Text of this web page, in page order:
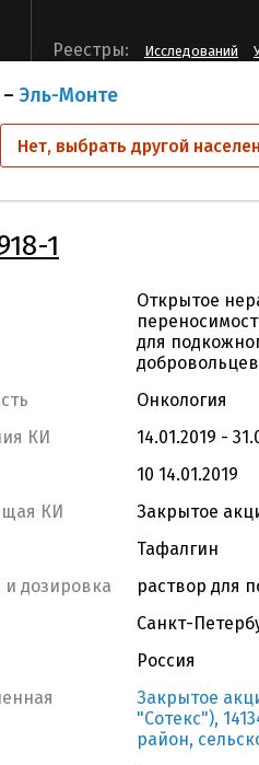
Эль-Монте
Нет, выбрать другой
Реестры: Исследований
KI/0918-1
1
Открытое
для
добровольцев
Онкология
КИ
14.01.2019 -
10 14.01.2019
КИ
Закрытое
Тафалгин
дозировка
раствор для
Санкт-
Россия
Закрытое
"Сотекс"),
район,